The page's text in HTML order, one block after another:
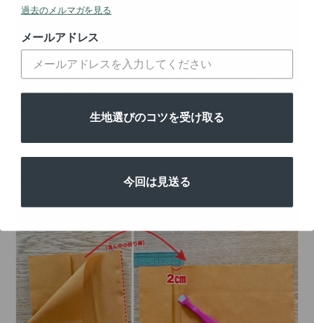
次に、先ほど折った部分を左端に合わせて開きます。
右側の持ち手部分を折る
過去のメルマガを見る
メールアドレス
生地選びのコツを受け取る
今回は見送る